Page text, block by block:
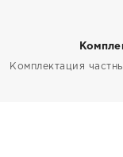
Комплектация